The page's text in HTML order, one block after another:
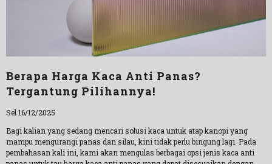
Berapa Harga Kaca Anti Panas?
Tergantung Pilihannya!
Sel 16/12/2025
Bagi kalian yang sedang mencari solusi kaca untuk atap kanopi yang
mampu mengurangi panas dan silau, kini tidak perlu bingung lagi. Pada
pembahasan kali ini, kami akan mengulas berbagai opsi jenis kaca anti